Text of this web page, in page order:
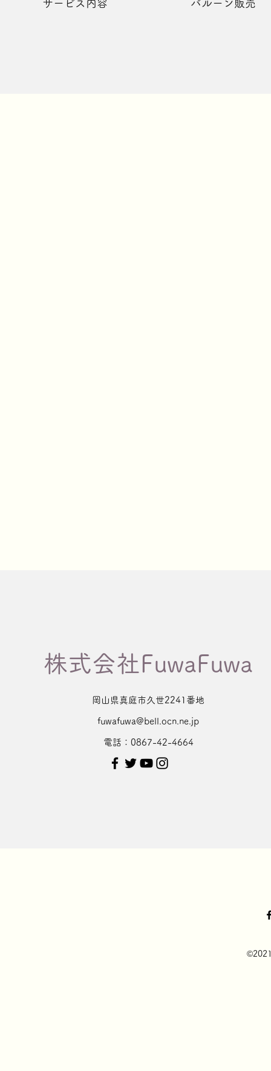
サービス内容 バルーン販売
​株式会社FuwaFuwa
​岡山県真庭市久世2241番地
fuwafuwa@bell.ocn.ne.jp
電話：0867-42-4664